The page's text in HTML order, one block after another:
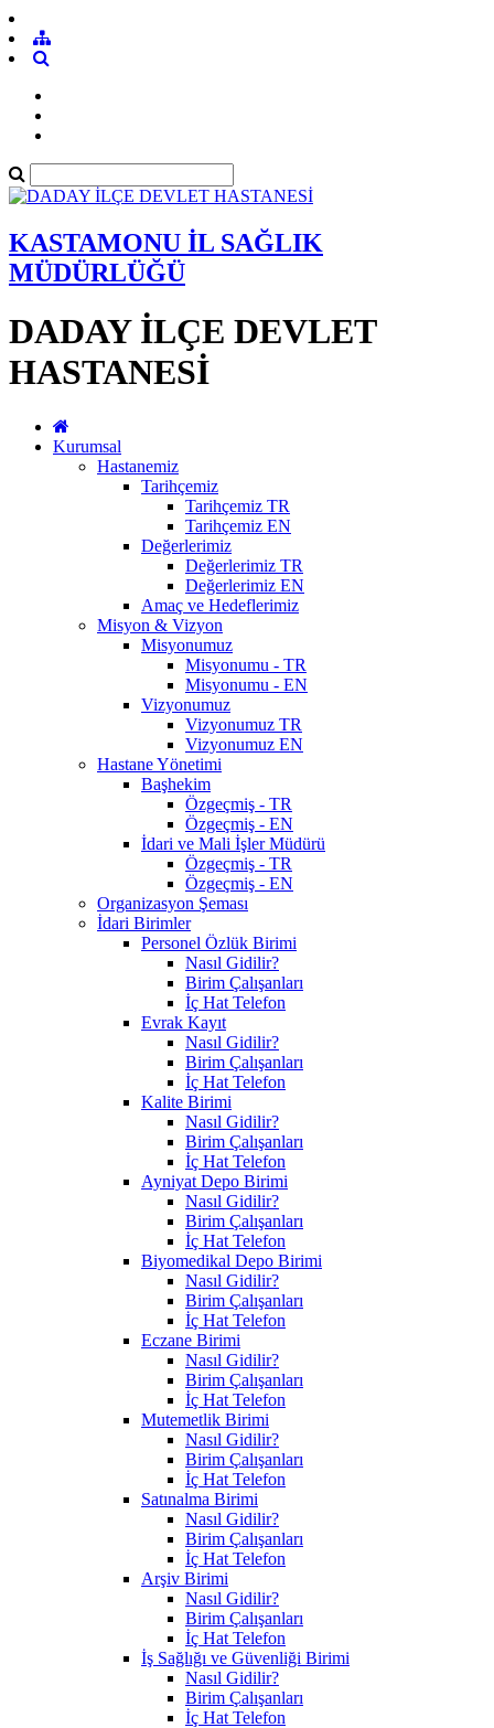
KASTAMONU İL SAĞLIK
MÜDÜRLÜĞÜ
DADAY İLÇE DEVLET
HASTANESİ
Kurumsal
Hastanemiz
Tarihçemiz
Tarihçemiz TR
Tarihçemiz EN
Değerlerimiz
Değerlerimiz TR
Değerlerimiz EN
Amaç ve Hedeflerimiz
Misyon & Vizyon
Misyonumuz
Misyonumu - TR
Misyonumu - EN
Vizyonumuz
Vizyonumuz TR
Vizyonumuz EN
Hastane Yönetimi
Başhekim
Özgeçmiş - TR
Özgeçmiş - EN
İdari ve Mali İşler Müdürü
Özgeçmiş - TR
Özgeçmiş - EN
Organizasyon Şeması
İdari Birimler
Personel Özlük Birimi
Nasıl Gidilir?
Birim Çalışanları
İç Hat Telefon
Evrak Kayıt
Nasıl Gidilir?
Birim Çalışanları
İç Hat Telefon
Kalite Birimi
Nasıl Gidilir?
Birim Çalışanları
İç Hat Telefon
Ayniyat Depo Birimi
Nasıl Gidilir?
Birim Çalışanları
İç Hat Telefon
Biyomedikal Depo Birimi
Nasıl Gidilir?
Birim Çalışanları
İç Hat Telefon
Eczane Birimi
Nasıl Gidilir?
Birim Çalışanları
İç Hat Telefon
Mutemetlik Birimi
Nasıl Gidilir?
Birim Çalışanları
İç Hat Telefon
Satınalma Birimi
Nasıl Gidilir?
Birim Çalışanları
İç Hat Telefon
Arşiv Birimi
Nasıl Gidilir?
Birim Çalışanları
İç Hat Telefon
İş Sağlığı ve Güvenliği Birimi
Nasıl Gidilir?
Birim Çalışanları
İç Hat Telefon